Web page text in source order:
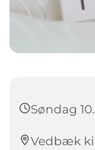
Søndag
Vedbæk